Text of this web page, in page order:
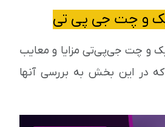
و چت جی‌ پی‌ تی
و چت جی‌پی‌تی مزایا و معایب
در این بخش به بررسی آنها